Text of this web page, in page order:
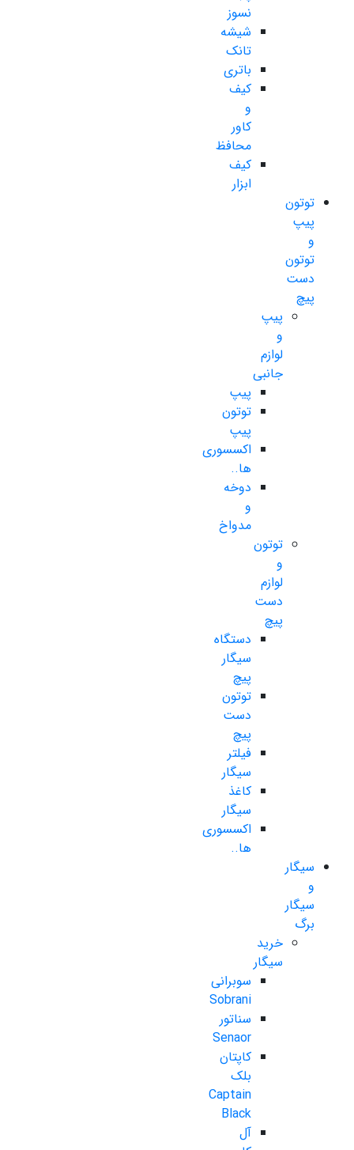
نسوز
شیشه
تانک
باتری
کیف
و
کاور
محافظ
کیف
ابزار
توتون
پیپ
و
توتون
دست
پیچ
پیپ
و
لوازم
جانبی
پیپ
توتون
پیپ
اکسسوری
ها..
دوخه
و
مدواخ
توتون
و
لوازم
دست
پیچ
دستگاه
سیگار
پیچ
توتون
دست
پیچ
فیلتر
سیگار
کاغذ
سیگار
اکسسوری
ها..
سیگار
و
سیگار
برگ
خرید
سیگار
سوبرانی
Sobrani
سناتور
Senaor
کاپتان
بلک
Captain
Black
آل